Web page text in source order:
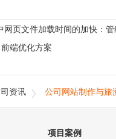
网页文件加载时间的加快：
端优化方案
资讯 公司网站制作与旅
项目案例